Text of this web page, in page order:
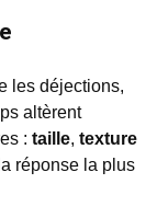
les déjections,
altèrent
: taille, texture
réponse la plus